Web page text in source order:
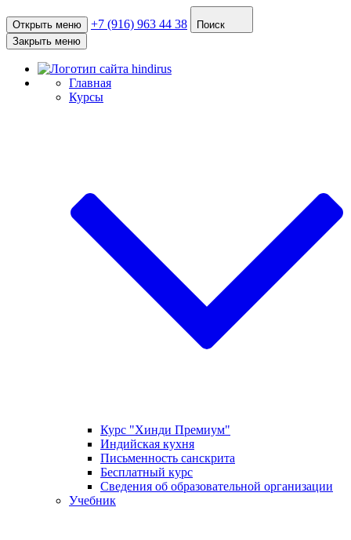
Открыть меню +7 (916) 963 44 38
Поиск
Закрыть меню
Главная
Курсы
Курс "Хинди Премиум"
Индийская кухня
Письменность санскрита
Бесплатный курс
Сведения об образовательной организации
Учебник